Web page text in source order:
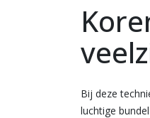
Bij deze
luchtige